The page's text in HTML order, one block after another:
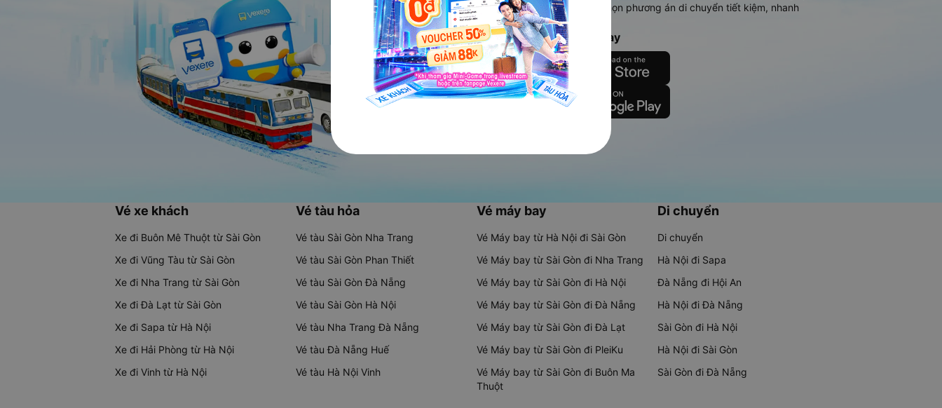
người dùng so sánh và lựa chọn phương án di chuyển tiết kiệm, nhanh
chóng và phù hợp nhất.
Tải ứng dụng Vexere ngay
Vé xe khách
Xe đi Buôn Mê Thuột từ Sài Gòn
Xe đi Vũng Tàu từ Sài Gòn
Xe đi Nha Trang từ Sài Gòn
Xe đi Đà Lạt từ Sài Gòn
Xe đi Sapa từ Hà Nội
Xe đi Hải Phòng từ Hà Nội
Xe đi Vinh từ Hà Nội
Vé tàu hỏa
Vé tàu Sài Gòn Nha Trang
Vé tàu Sài Gòn Phan Thiết
Vé tàu Sài Gòn Đà Nẵng
Vé tàu Sài Gòn Hà Nội
Vé tàu Nha Trang Đà Nẵng
Vé tàu Đà Nẵng Huế
Vé tàu Hà Nội Vinh
Vé máy bay
Vé Máy bay từ Hà Nội đi Sài Gòn
Vé Máy bay từ Sài Gòn đi Nha Trang
Vé Máy bay từ Sài Gòn đi Hà Nội
Vé Máy bay từ Sài Gòn đi Đà Nẵng
Vé Máy bay từ Sài Gòn đi Đà Lạt
Vé Máy bay từ Sài Gòn đi PleiKu
Vé Máy bay từ Sài Gòn đi Buôn Ma
Thuột
Di chuyển
Di chuyển
Hà Nội đi Sapa
Đà Nẵng đi Hội An
Hà Nội đi Đà Nẵng
Sài Gòn đi Hà Nội
Hà Nội đi Sài Gòn
Sài Gòn đi Đà Nẵng